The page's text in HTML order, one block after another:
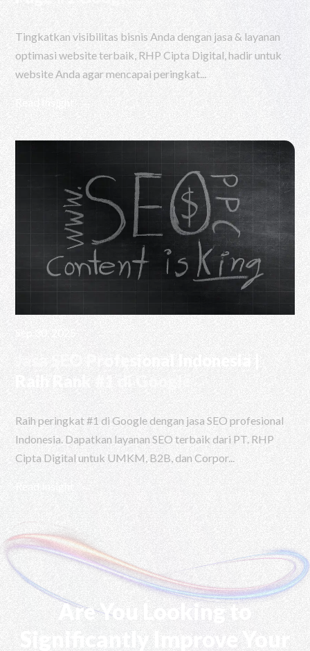
Tingkatkan visibilitas bisnis Anda dengan jasa & layanan
optimasi website terbaik, RHP Cipta Digital, hadir untuk
website Anda agar mencapai peringkat...
Raih peringkat #1 di Google dengan jasa SEO profesional
Indonesia. Dapatkan layanan SEO terbaik dari PT. RHP
Cipta Digital untuk UMKM, B2B, dan Corpor...
Are You Looking to